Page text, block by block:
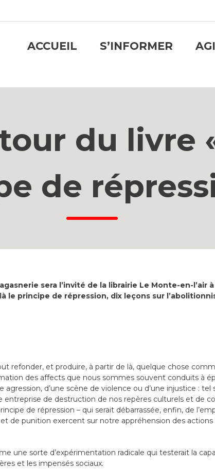
ACCUEIL S’INFORMER
du livre
de
sera l’invité de la librairie Le Monte-en-l’air
le principe de répression, dix leçons sur
refonder, et produire, à partir de là, quelque chose
des affects que nous sommes souvent conduits à
d’une scène de violence ou d’une injustice : tel
entreprise de destruction de nos repères culturels et de
de répression – qui serait débarrassée, enfin, de
de punition exercent sur notre appréhension des
une sorte d’expérimentation radicale qui testerait la
et les impensés sociaux.